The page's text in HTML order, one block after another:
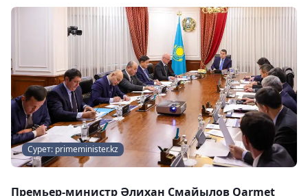
Сурет: primeminister.kz
Премьер-министр Әлихан Смайылов Qarmet